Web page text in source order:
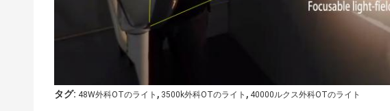
タグ: 48W外科OTのライト , 3500k外科OTのライト , 40000ルクス外科OTのライト